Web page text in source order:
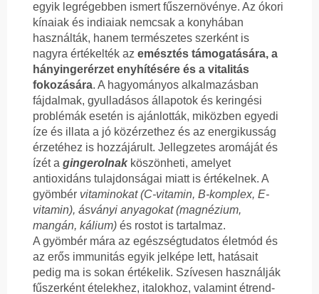
egyik legrégebben ismert fűszernövénye. Az ókori
kínaiak és indiaiak nemcsak a konyhában
használták, hanem természetes szerként is
nagyra értékelték az emésztés támogatására, a
hányingerérzet enyhítésére és a vitalitás
fokozására. A hagyományos alkalmazásban
fájdalmak, gyulladásos állapotok és keringési
problémák esetén is ajánlották, miközben egyedi
íze és illata a jó közérzethez és az energikusság
érzetéhez is hozzájárult. Jellegzetes aromáját és
ízét a gingerolnakköszönheti, amelyet
antioxidáns tulajdonságai miatt is értékelnek. A
gyömbér vitaminokat (C-vitamin, B-komplex, E-
vitamin), ásványi anyagokat (magnézium,
mangán, kálium) és rostot is tartalmaz.
A gyömbér mára az egészségtudatos életmód és
az erős immunitás egyik jelképe lett, hatásait
pedig ma is sokan értékelik. Szívesen használják
fűszerként ételekhez, italokhoz, valamint étrend-